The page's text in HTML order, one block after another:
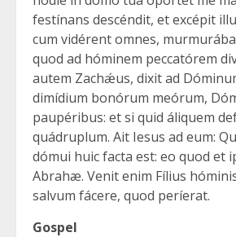
festínans descéndit, et excépit
cum vidérent omnes,
quod ad hóminem peccatórem
autem Zachǽus, dixit ad
dimídium bonórum meórum,
paupéribus: et si quid áliquem
quádruplum. Ait Iesus ad eum:
dómui huic facta est: eo quod et
Abrahæ. Venit enim Fílius
salvum fácere, quod períerat.
Gospel